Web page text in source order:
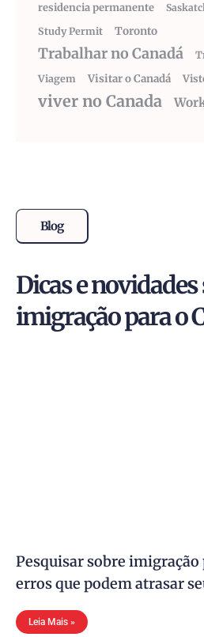
residencia permanente
Study Permit Toronto
Trabalhar no Canadá
Viagem Visitar o Canadá
viver no Canada
Blog
Dicas e novidades
imigração para o
Pesquisar sobre imigração
erros que podem atrasar
Leia Mais »